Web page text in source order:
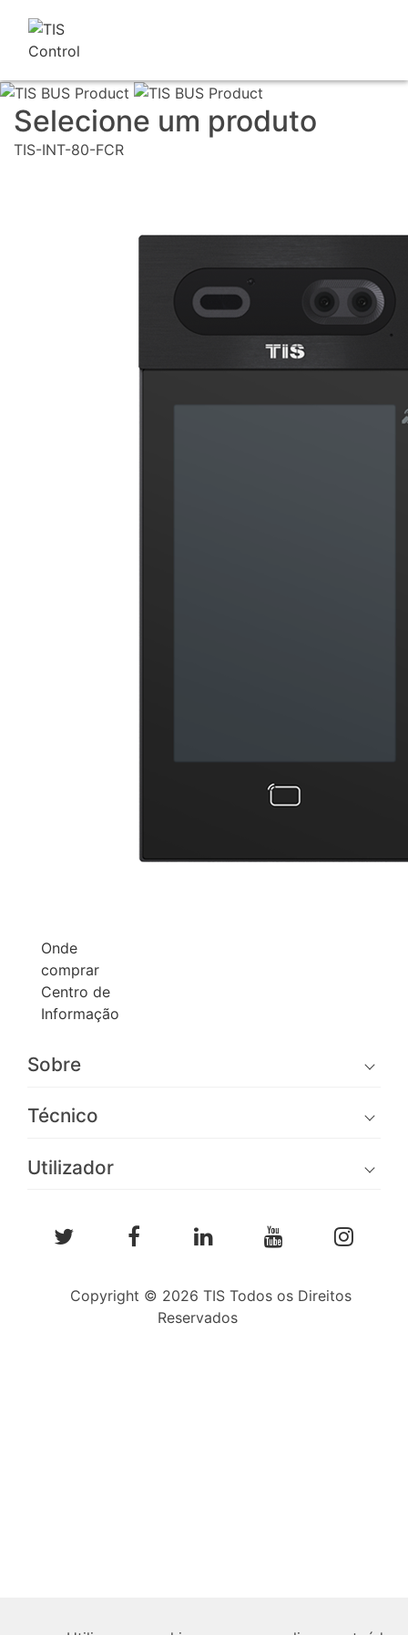
Selecione um produto
TIS-INT-80-FCR
Onde
comprar
Centro de
Informação
Sobre
Técnico
Utilizador
Copyright © 2026 TIS Todos os Direitos
Reservados